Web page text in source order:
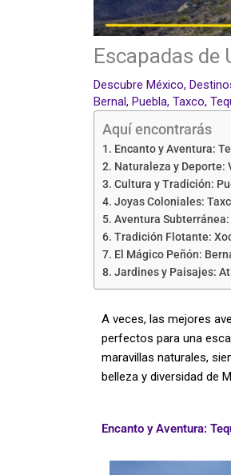
Escapadas de
Descubre México,
Bernal, Puebla, Taxco,
Aquí encontrarás
Encanto y Aventura:
Naturaleza y Deporte:
Cultura y Tradición:
Joyas Coloniales:
Aventura
Tradición Flotante:
El Mágico Peñón:
Jardines y Paisajes:
A veces, las mejores
perfectos para una
maravillas naturales,
belleza y diversidad de
Encanto y Aventura: